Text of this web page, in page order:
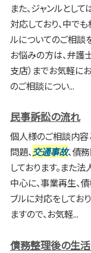
また、ジャンルとし
対応しており、中で
ルについてのご相談
お悩みの方は、弁
支店）までお気軽に
のご相談につい...
民事訴訟の流れ
個人様のご相談内容
問題、交通事故、債
しております。また
中心に、事業再生、
ブルに対応をしてお
ますので、お気軽...
債務整理後の生